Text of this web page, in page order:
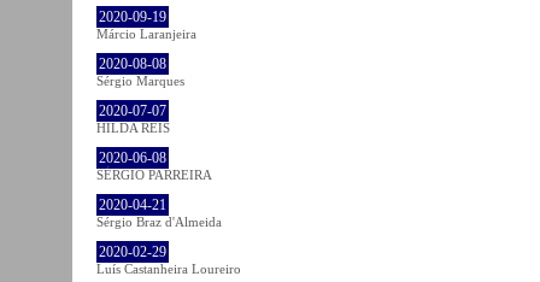
2020-09-19
Márcio Laranjeira
2020-08-08
Sérgio Marques
2020-07-07
HILDA REIS
2020-06-08
SÉRGIO PARREIRA
2020-04-21
Sérgio Braz d'Almeida
2020-02-29
Luís Castanheira Loureiro